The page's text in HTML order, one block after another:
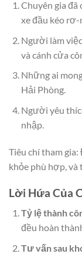
Chuyên gia đã
xe đầu kéo rơ-
Người làm
và cánh cửa
Những ai
Hải Phòng.
Người yêu
nhập.
Tiêu chí tham
khỏe phù hợp, và
Lời Hứa Của
Tỷ lệ thành
đều hoàn
Tư vấn sau